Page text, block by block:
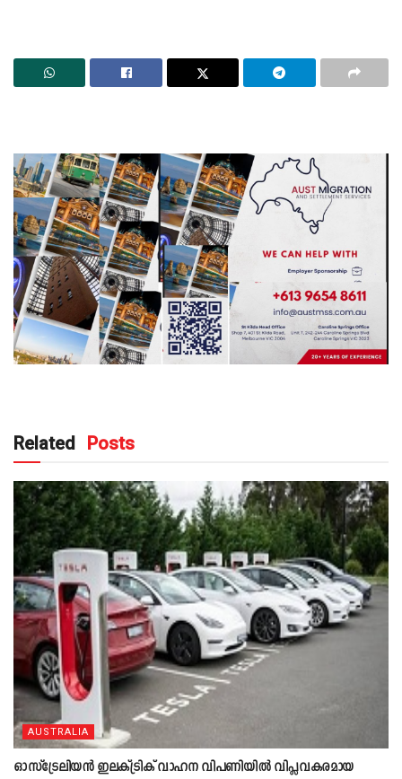
Related Posts
AUSTRALIA
ഓസ്‌ട്രേലിയൻ ഇലക്ട്രിക് വാഹന വിപണിയിൽ വിപ്ലവകരമായ